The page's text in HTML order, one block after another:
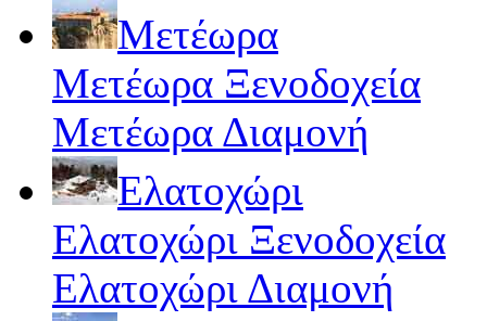
Μετέωρα
Μετέωρα Ξενοδοχεία
Μετέωρα Διαμονή
Ελατοχώρι
Ελατοχώρι Ξενοδοχεία
Ελατοχώρι Διαμονή